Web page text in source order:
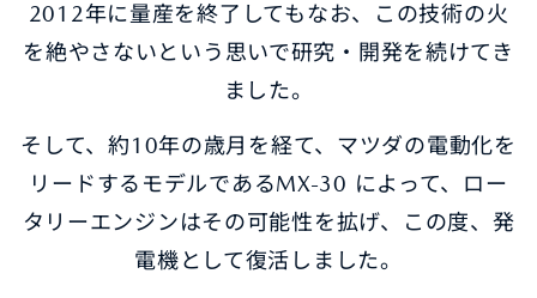
企業・IR・採用
2012年に量産を終了してもなお、この技術の火
を絶やさないという思いで研究・開発を続けてき
ました。
そして、約10年の歳月を経て、マツダの電動化を
リードするモデルであるMX-30 によって、ロー
タリーエンジンはその可能性を拡げ、この度、発
電機として復活しました。